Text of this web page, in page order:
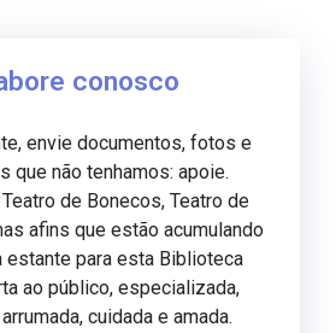
conosco
envie documentos, fotos e
que não tenhamos: apoie.
de Bonecos, Teatro de
afins que estão acumulando
estante para esta Biblioteca
ao público, especializada,
cuidada e amada.